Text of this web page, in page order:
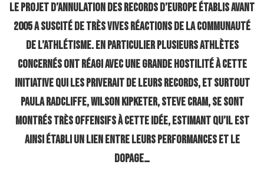
Le projet d’annulation des records d’Europe établis avant
2005 a suscité de très vives réactions de la communauté
de l’athlétisme. En particulier plusieurs athlètes
concernés ont réagi avec une grande hostilité à cette
initiative qui les priverait de leurs records, et surtout
Paula Radcliffe, Wilson Kipketer, Steve Cram, se sont
montrés très offensifs à cette idée, estimant qu’il est
ainsi établi un lien entre leurs performances et le
dopage…